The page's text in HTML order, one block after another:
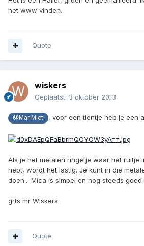
het www vinden.
Quote
wiskers
Geplaatst: 3 oktober 2013
@Mar Miet , voor een tientje heb je een
Als je het metalen ringetje waar het ruitje
hebt, wordt het lastig. Je kunt in die
doen... Mica is simpel en nog steeds goed
grts mr Wiskers
Quote